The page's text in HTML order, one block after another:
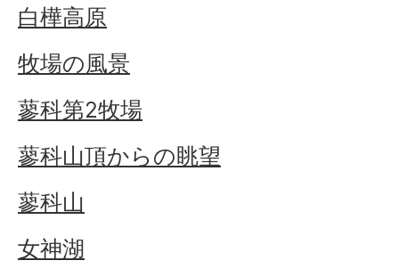
白樺高原
牧場の風景
蓼科第2牧場
蓼科山頂からの眺望
蓼科山
女神湖